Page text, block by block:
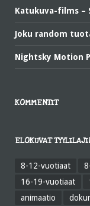
Katukuva-films –
Joku random
Nightsky Motion
KOMMENTIT
ELOKUVAT
8-12-vuotiaat
16-19-vuotiaat
animaatio